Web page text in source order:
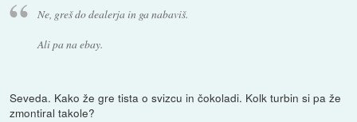
Ne, greš do dealerja in ga nabaviš.
Ali pa na ebay.
Seveda. Kako že gre tista o svizcu in čokoladi. Kolk turbin si pa že
zmontiral takole?